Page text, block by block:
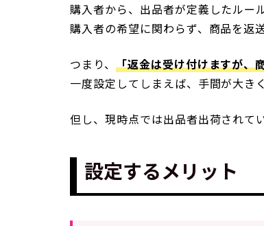
購入者から、出品者が定義したルー
購入者の希望に関わらず、商品を返
つまり、 「返金は受け付けますが、
一度設定してしまえば、手間が大き
但し、現時点では出品者出荷されて
設定するメリット